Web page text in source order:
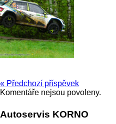
« Předchozí příspěvek
Komentáře nejsou povoleny.
Autoservis KORNO